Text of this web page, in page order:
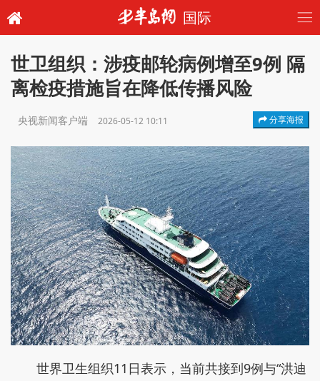
国际
世卫组织：涉疫邮轮病例增至9例 隔
离检疫措施旨在降低传播风险
央视新闻客户端 2026-05-12 10:11 分享海报
世界卫生组织11日表示，当前共接到9例与“洪迪